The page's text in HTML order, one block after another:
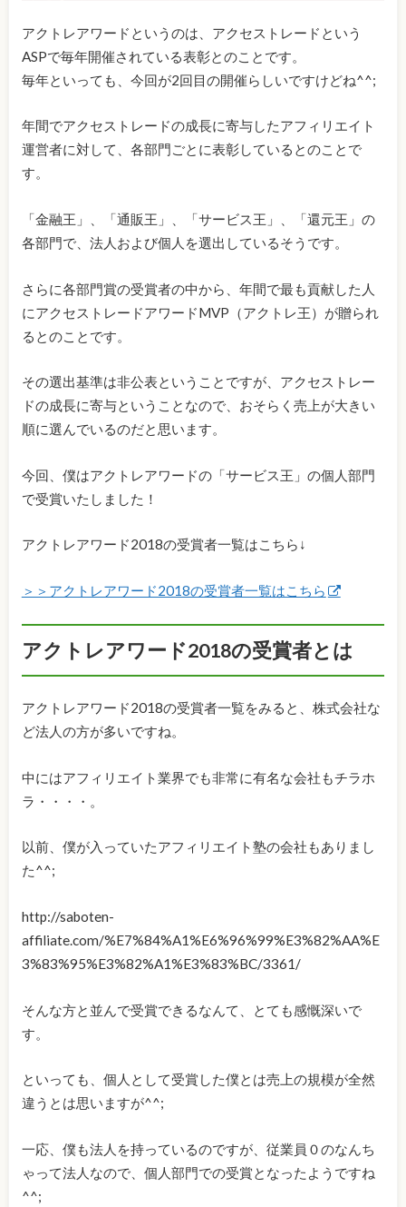
アクトレアワードというのは、アクセストレードという
ASPで毎年開催されている表彰とのことです。
毎年といっても、今回が2回目の開催らしいですけどね^^;
年間でアクセストレードの成長に寄与したアフィリエイト
運営者に対して、各部門ごとに表彰しているとのことで
す。
「金融王」、「通販王」、「サービス王」、「還元王」の
各部門で、法人および個人を選出しているそうです。
さらに各部門賞の受賞者の中から、年間で最も貢献した人
にアクセストレードアワードMVP（アクトレ王）が贈られ
るとのことです。
その選出基準は非公表ということですが、アクセストレー
ドの成長に寄与ということなので、おそらく売上が大きい
順に選んでいるのだと思います。
今回、僕はアクトレアワードの「サービス王」の個人部門
で受賞いたしました！
アクトレアワード2018の受賞者一覧はこちら↓
＞＞アクトレアワード2018の受賞者一覧はこちら
アクトレアワード2018の受賞者とは
アクトレアワード2018の受賞者一覧をみると、株式会社な
ど法人の方が多いですね。
中にはアフィリエイト業界でも非常に有名な会社もチラホ
ラ・・・・。
以前、僕が入っていたアフィリエイト塾の会社もありまし
た^^;
http://saboten-
affiliate.com/%E7%84%A1%E6%96%99%E3%82%AA%E
3%83%95%E3%82%A1%E3%83%BC/3361/
そんな方と並んで受賞できるなんて、とても感慨深いで
す。
といっても、個人として受賞した僕とは売上の規模が全然
違うとは思いますが^^;
一応、僕も法人を持っているのですが、従業員０のなんち
ゃって法人なので、個人部門での受賞となったようですね
^^;